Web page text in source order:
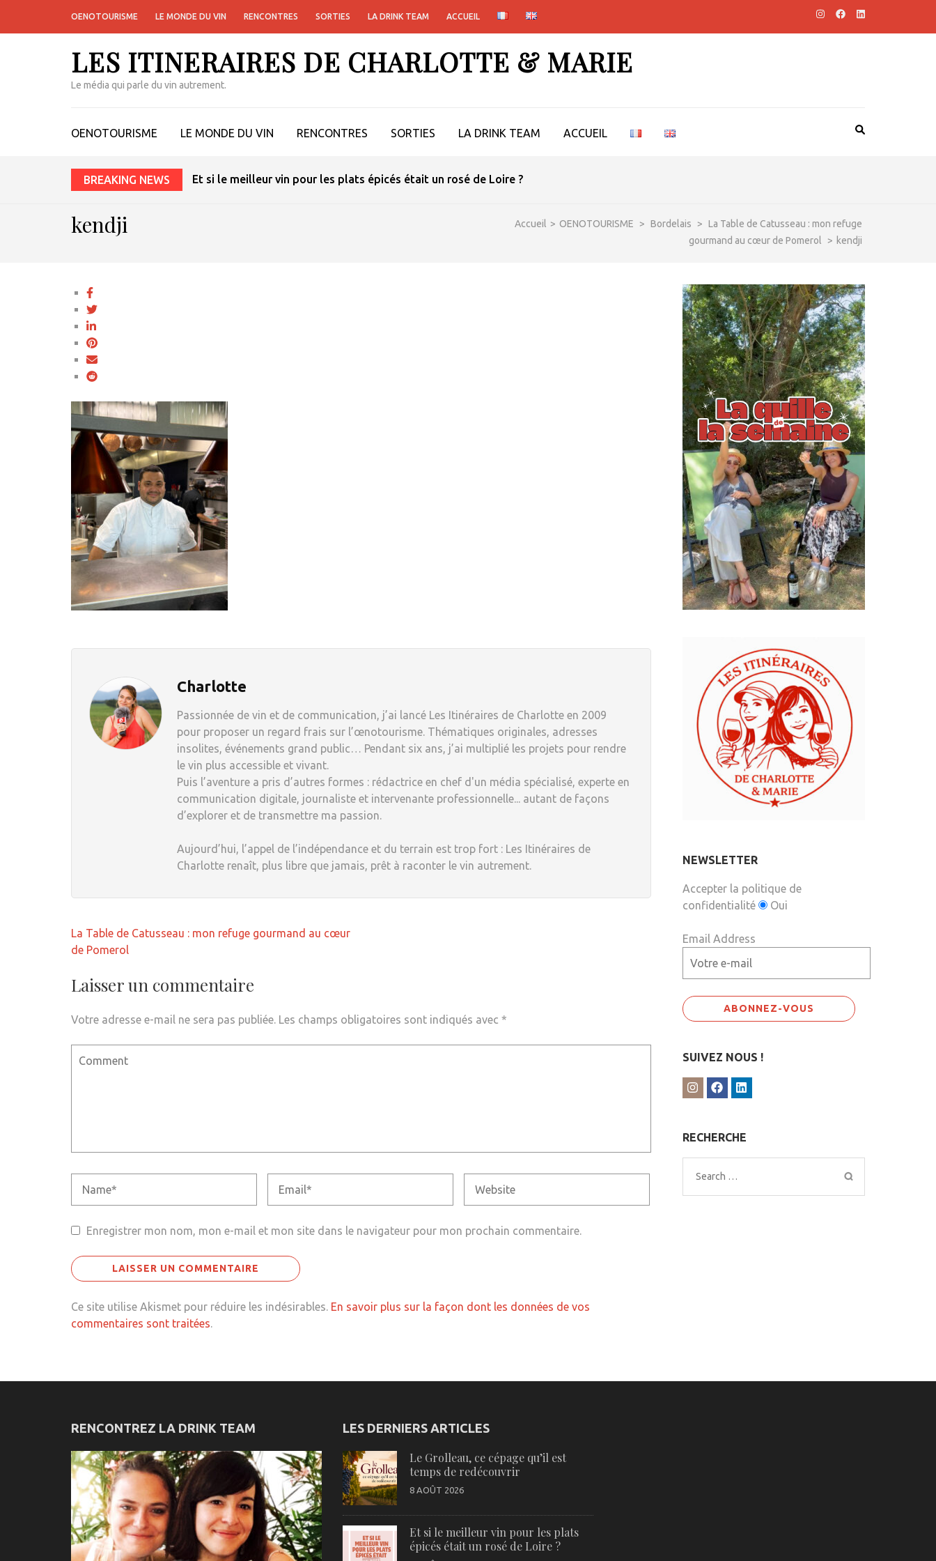
OENOTOURISME LE MONDE DU VIN RENCONTRES SORTIES LA DRINK TEAM ACCUEIL
LES ITINERAIRES DE CHARLOTTE & MARIE
Le média qui parle du vin autrement.
OENOTOURISME LE MONDE DU VIN RENCONTRES SORTIES LA DRINK TEAM ACCUEIL
BREAKING NEWS Et si le meilleur vin pour les plats épicés était un rosé de Loire ?
Accueil > OENOTOURISME > Bordelais > La Table de Catusseau : mon refuge
gourmand au cœur de Pomerol
> kendji
kendji
Charlotte
Passionnée de vin et de communication, j’ai lancé Les Itinéraires de Charlotte en 2009
pour proposer un regard frais sur l’œnotourisme. Thématiques originales, adresses
insolites, événements grand public… Pendant six ans, j’ai multiplié les projets pour rendre
le vin plus accessible et vivant.
Puis l’aventure a pris d’autres formes : rédactrice en chef d'un média spécialisé, experte en
communication digitale, journaliste et intervenante professionnelle... autant de façons
d’explorer et de transmettre ma passion.
Aujourd’hui, l’appel de l’indépendance et du terrain est trop fort : Les Itinéraires de
Charlotte renaît, plus libre que jamais, prêt à raconter le vin autrement.
Navigation
de
La Table de Catusseau : mon refuge gourmand au cœur
de Pomerol
Laisser un commentaire
Votre adresse e-mail ne sera pas publiée. Les champs obligatoires sont indiqués avec *
Enregistrer mon nom, mon e-mail et mon site dans le navigateur pour mon prochain commentaire.
Ce site utilise Akismet pour réduire les indésirables. En savoir plus sur la façon dont les données de vos
commentaires sont traitées.
NEWSLETTER
Accepter la politique de
confidentialité
Oui
Email Address
SUIVEZ NOUS !
RECHERCHE
Search
for:
RENCONTREZ LA DRINK TEAM LES DERNIERS ARTICLES
Le Grolleau, ce cépage qu’il est
temps de redécouvrir
8 AOÛT 2026
Et si le meilleur vin pour les plats
épicés était un rosé de Loire ?